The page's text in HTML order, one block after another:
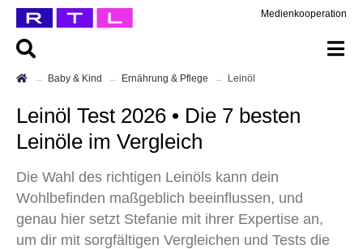
Medienkooperation
Baby & Kind Ernährung & Pflege Leinöl
Leinöl Test 2026 • Die 7 besten
Leinöle im Vergleich
Die Wahl des richtigen Leinöls kann dein
Wohlbefinden maßgeblich beeinflussen, und
genau hier setzt Stefanie mit ihrer Expertise an,
um dir mit sorgfältigen Vergleichen und Tests die